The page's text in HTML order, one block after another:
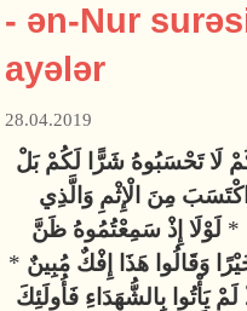
- ən-Nur
ayələr
28.04.2019
لَا تَحْسَبُوهُ شَرًّا لَكُمْ بَلْ
مِنَ الْإِثْمِ وَالَّذِي
* لَوْلَا إِذْ سَمِعْتُمُوهُ ظَنَّ
وَقَالُوا هَذَا إِفْكٌ مُبِينٌ *
يَأْتُوا بِالشُّهَدَاءِ فَأُولَئِكَ